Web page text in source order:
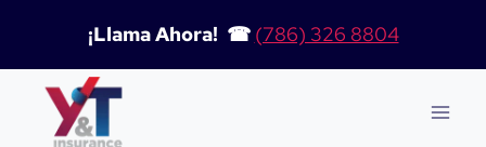
contenido
¡Llama Ahora! ☎ (786) 326 8804